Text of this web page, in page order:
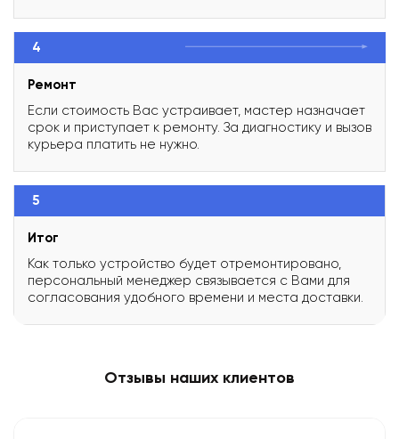
4
Ремонт
Если стоимость Вас устраивает, мастер назначает
срок и приступает к ремонту. За диагностику и вызов
курьера платить не нужно.
5
Итог
Как только устройство будет отремонтировано,
персональный менеджер связывается с Вами для
согласования удобного времени и места доставки.
Отзывы наших клиентов